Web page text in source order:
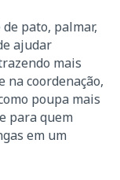
pato, palmar,
ajudar
mais
na coordenação,
poupa mais
para quem
em um